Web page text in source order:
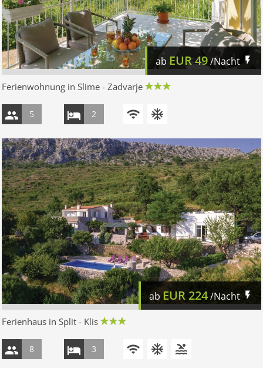
ab EUR49/Nacht
Ferienwohnung in Slime - Zadvarje
5 2
abEUR224/Nacht
Ferienhaus in Split - Klis
8 3